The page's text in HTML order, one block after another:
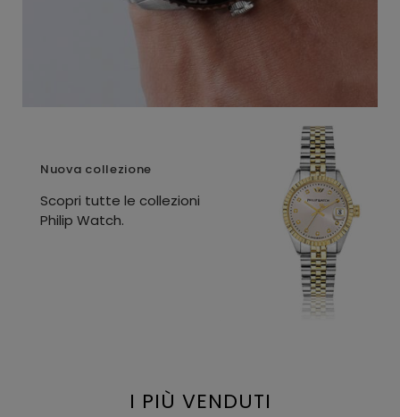
Nuova collezione
Scopri tutte le collezioni
Philip Watch.
I PIÙ VENDUTI